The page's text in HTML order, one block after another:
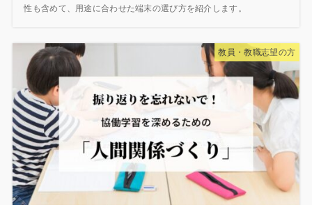
性も含めて、用途に合わせた端末の選び方を紹介します。
教員・教職志望の方